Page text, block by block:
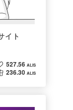
イト
527.56 ALIS
236.30 ALIS